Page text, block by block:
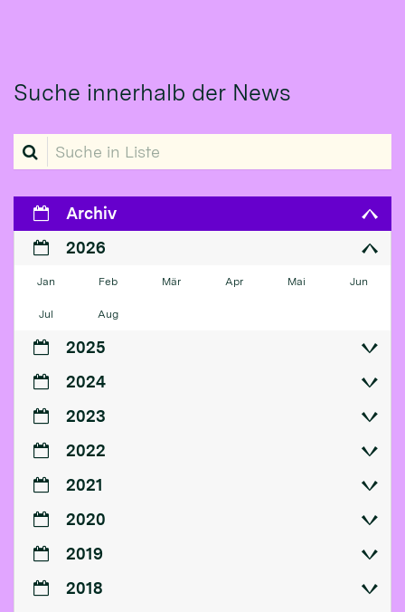
Suche innerhalb der News
Suche in Liste
Archiv
2026
Jan Feb Mär Apr Mai Jun
Jul Aug
2025
2024
2023
2022
2021
2020
2019
2018